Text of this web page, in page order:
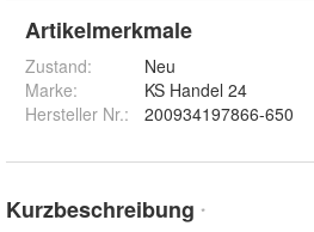
Artikelmerkmale
Zustand:
Neu
Marke:
KS Handel 24
Hersteller Nr.:
200934197866-650
Kurzbeschreibung *